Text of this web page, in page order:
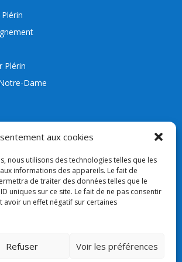
aux cookies
nous utilisons des technologies telles que les
informations des appareils. Le fait de
de traiter des données telles que le
uniques sur ce site. Le fait de ne pas consentir
un effet négatif sur certaines
Refuser Voir les préférences
Plérin
Dame